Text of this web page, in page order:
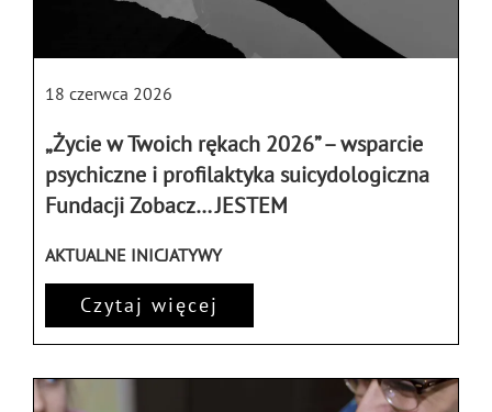
18 czerwca 2026
„Życie w Twoich rękach 2026” – wsparcie
psychiczne i profilaktyka suicydologiczna
Fundacji Zobacz… JESTEM
AKTUALNE INICJATYWY
Czytaj więcej